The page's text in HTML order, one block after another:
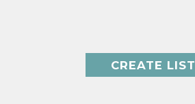
CREATE LIST